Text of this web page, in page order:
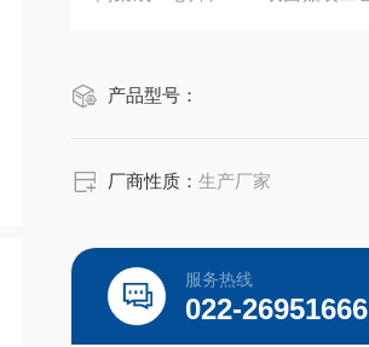
产品型号：
厂商性质：生产厂家
服务热线
022-26951666